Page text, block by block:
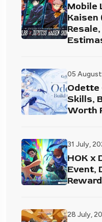
Mobile
Kaisen
05
Odette
Skills,
Worth
31 July,
HOK x
Event,
28 July,